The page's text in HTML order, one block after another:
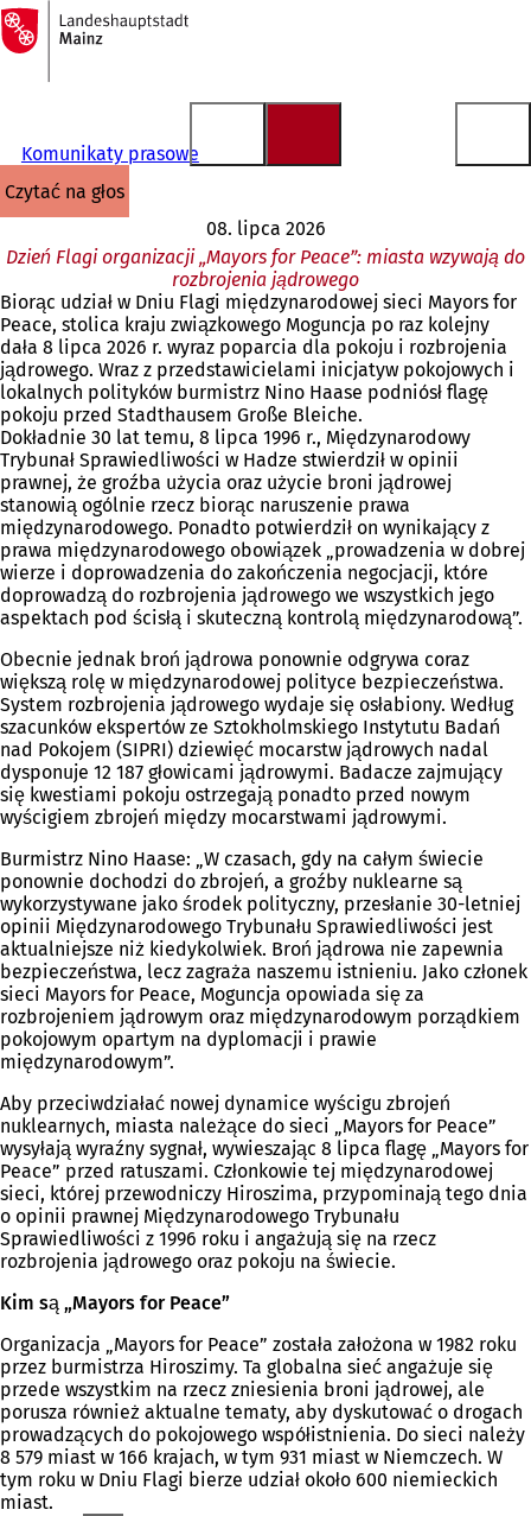
Przejdź do treści
Do
strony
głównej
Komunikaty prasowe
czytać na głos
08. lipca 2026
Dzień Flagi organizacji „Mayors for Peace”: miasta wzywają do
rozbrojenia jądrowego
Biorąc udział w Dniu Flagi międzynarodowej sieci Mayors for
Peace, stolica kraju związkowego Moguncja po raz kolejny
dała 8 lipca 2026 r. wyraz poparcia dla pokoju i rozbrojenia
jądrowego. Wraz z przedstawicielami inicjatyw pokojowych i
lokalnych polityków burmistrz Nino Haase podniósł flagę
pokoju przed Stadthausem Große Bleiche.
Dokładnie 30 lat temu, 8 lipca 1996 r., Międzynarodowy
Trybunał Sprawiedliwości w Hadze stwierdził w opinii
prawnej, że groźba użycia oraz użycie broni jądrowej
stanowią ogólnie rzecz biorąc naruszenie prawa
międzynarodowego. Ponadto potwierdził on wynikający z
prawa międzynarodowego obowiązek „prowadzenia w dobrej
wierze i doprowadzenia do zakończenia negocjacji, które
doprowadzą do rozbrojenia jądrowego we wszystkich jego
aspektach pod ścisłą i skuteczną kontrolą międzynarodową”.
Obecnie jednak broń jądrowa ponownie odgrywa coraz
większą rolę w międzynarodowej polityce bezpieczeństwa.
System rozbrojenia jądrowego wydaje się osłabiony. Według
szacunków ekspertów ze Sztokholmskiego Instytutu Badań
nad Pokojem (SIPRI) dziewięć mocarstw jądrowych nadal
dysponuje 12 187 głowicami jądrowymi. Badacze zajmujący
się kwestiami pokoju ostrzegają ponadto przed nowym
wyścigiem zbrojeń między mocarstwami jądrowymi.
Burmistrz Nino Haase: „W czasach, gdy na całym świecie
ponownie dochodzi do zbrojeń, a groźby nuklearne są
wykorzystywane jako środek polityczny, przesłanie 30-letniej
opinii Międzynarodowego Trybunału Sprawiedliwości jest
aktualniejsze niż kiedykolwiek. Broń jądrowa nie zapewnia
bezpieczeństwa, lecz zagraża naszemu istnieniu. Jako członek
sieci Mayors for Peace, Moguncja opowiada się za
rozbrojeniem jądrowym oraz międzynarodowym porządkiem
pokojowym opartym na dyplomacji i prawie
międzynarodowym”.
Aby przeciwdziałać nowej dynamice wyścigu zbrojeń
nuklearnych, miasta należące do sieci „Mayors for Peace”
wysyłają wyraźny sygnał, wywieszając 8 lipca flagę „Mayors for
Peace” przed ratuszami. Członkowie tej międzynarodowej
sieci, której przewodniczy Hiroszima, przypominają tego dnia
o opinii prawnej Międzynarodowego Trybunału
Sprawiedliwości z 1996 roku i angażują się na rzecz
rozbrojenia jądrowego oraz pokoju na świecie.
Kim są „Mayors for Peace”
Organizacja „Mayors for Peace” została założona w 1982 roku
przez burmistrza Hiroszimy. Ta globalna sieć angażuje się
przede wszystkim na rzecz zniesienia broni jądrowej, ale
porusza również aktualne tematy, aby dyskutować o drogach
prowadzących do pokojowego współistnienia. Do sieci należy
8 579 miast w 166 krajach, w tym 931 miast w Niemczech. W
tym roku w Dniu Flagi bierze udział około 600 niemieckich
miast.